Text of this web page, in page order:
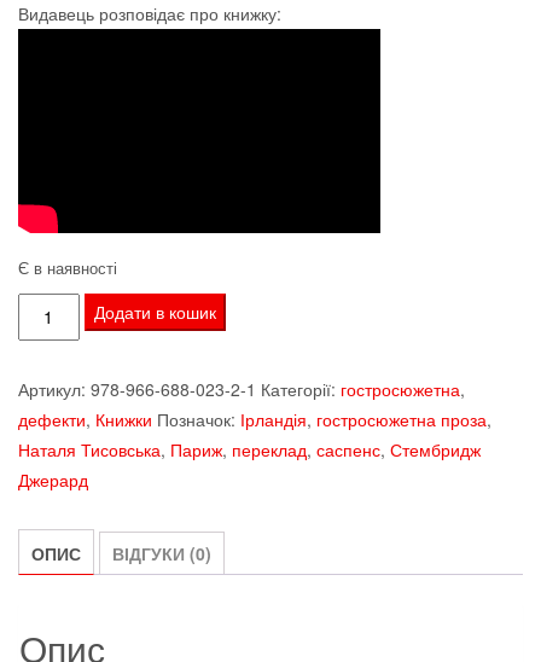
Видавець розповідає про книжку:
Є в наявності
Стембридж
Джерард.
ж
вона
бачила.
SALE
Додати в кошик
Артикул: 978-966-688-023-2-1 Категорії: гостросюжетна,
дефекти, Книжки Позначок: Ірландія, гостросюжетна проза,
Наталя Тисовська, Париж, переклад, саспенс, Стембридж
Джерард
ОПИС ВІДГУКИ (0)
Опис